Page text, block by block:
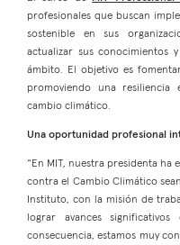
profesionales que buscan
sostenible en sus
actualizar sus conocimientos
ámbito. El objetivo es
promoviendo una resiliencia
cambio climático.
Una oportunidad profesional
“En MIT, nuestra presidenta ha
contra el Cambio Climático
Instituto, con la misión de
lograr avances
consecuencia, estamos muy